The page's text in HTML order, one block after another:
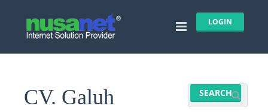
LOGIN
CV. Galuh